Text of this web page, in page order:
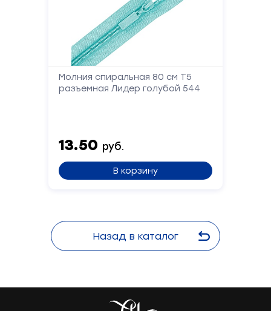
Молния спиральная 80 см Т5
разъемная Лидер голубой 544
13.50 руб.
В корзину
Назад в каталог